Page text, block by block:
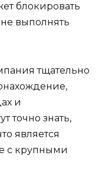
блокировать
выполнять
тщательно
и
точно знать,
является
с крупными